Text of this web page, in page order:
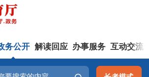
务公开 解读回应 办事服务 互动交流